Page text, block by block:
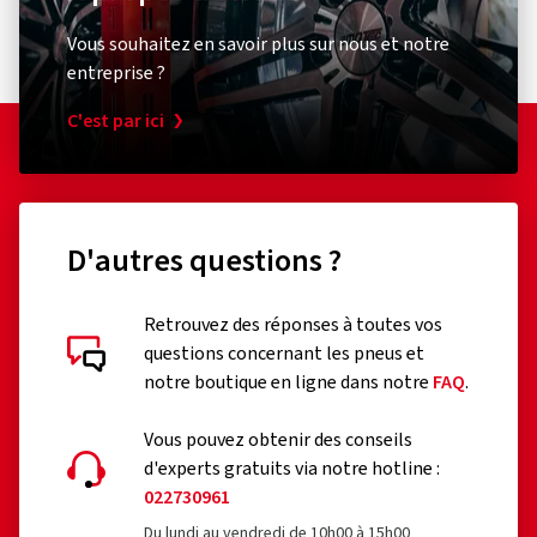
Évaluations des clients en détail
Vous souhaitez en savoir plus sur nous et notre
entreprise ?
C'est par ici
D'autres questions ?
Retrouvez des réponses à toutes vos
questions concernant les pneus et
notre boutique en ligne dans notre FAQ.
Vous pouvez obtenir des conseils
d'experts gratuits via notre hotline :
022730961